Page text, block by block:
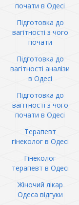
почати в Одесі
Підготовка до
вагітності з чого
почати
Підготовка до
вагітності аналізи
в Одесі
Підготовка до
вагітності з чого
почати в Одесі
Терапевт
гінеколог в Одесі
Гінеколог
терапевт в Одесі
Жіночий лікар
Одеса відгуки